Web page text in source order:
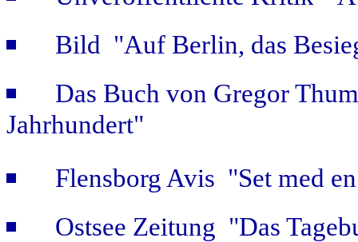
Bild "Auf Berlin, das
Das Buch von Gregor
Jahrhundert"
Flensborg Avis "Set med
Ostsee Zeitung "Das